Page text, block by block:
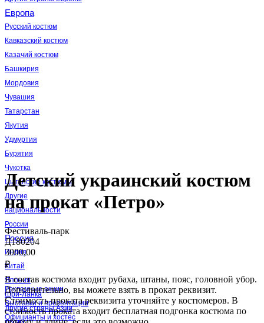
Европа
Русский костюм
Кавказский костюм
Казачий костюм
Башкирия
Мордовия
Чувашия
Татарстан
Якутия
Удмуртия
Бурятия
Чукотка
Цыганские костюмы
Другие
национальности
России
Россия
Индия
Китай
Япония
Шри-Ланка
Другие страны Азии
Рекламные акции
Выставки и презентации
Официанты и хостес
Детский украинский костюм
на прокат «Петро»
Фестиваль-парк
Д180204
3000,00
₽
В состав костюма входит рубаха, штаны, пояс, головной убор.
Дополнительно, вы можете взять в прокат реквизит.
Стоимость проката реквизита уточняйте у костюмеров. В
стоимость проката входит бесплатная подгонка костюма по